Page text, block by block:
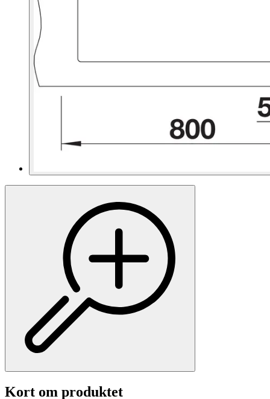
Kort om produktet